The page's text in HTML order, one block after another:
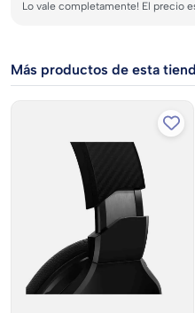
Lo vale completamente! El precio
Más productos de esta